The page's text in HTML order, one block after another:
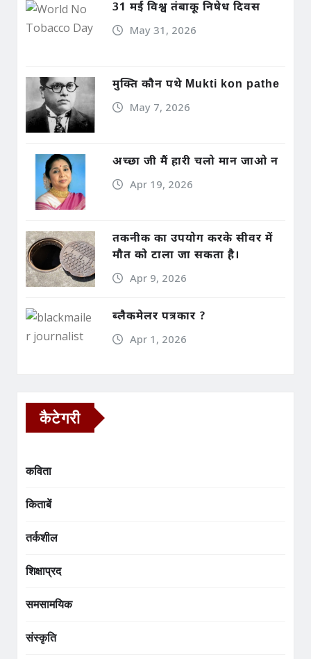
31 मई विश्व तंबाकू निषेध दिवस
May 31, 2026
मुक्ति कौन पथे Mukti kon pathe
May 7, 2026
अच्छा जी मैं हारी चलो मान जाओ न
Apr 19, 2026
तकनीक का उपयोग करके सीवर में
मौत को टाला जा सकता है।
Apr 9, 2026
ब्लैकमेलर पत्रकार ?
Apr 1, 2026
कैटेगरी
कविता
किताबें
तर्कशील
शिक्षाप्रद
समसामयिक
संस्कृति